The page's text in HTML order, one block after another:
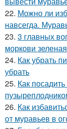
22. Можно ли
навсегда.
23. 3 главных
моркови
24. Как убрать
убрать
25. Как
26. Как
от муравьев в